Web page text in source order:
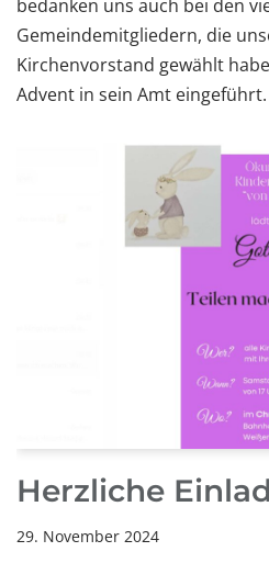
bedanken uns auch bei den
Gemeindemitgliedern, die
Kirchenvorstand gewählt
Advent in sein Amt eingeführt.
Herzliche
29. November 2024